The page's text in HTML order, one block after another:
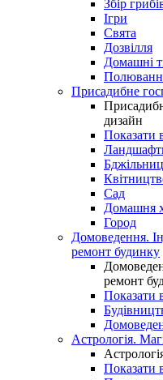
Збір
Ігри
Свята
Дозвілля
Домашні
Присадибне
дизайн
Показати
Сад
Домашня
Город
Домоведення.
ремонт будинку
ремонт
Показати
Астрологія.
Показати